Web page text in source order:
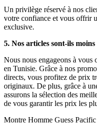
Un privilège réservé à nos
votre confiance et vous offrir
exclusive.
5. Nos articles sont-ils moins
Nous nous engageons à
en Tunisie. Grâce à nos
directs, vous profitez de prix
originaux. De plus, grâce à
assurons la sélection des
de vous garantir les prix les
Montre Homme Guess